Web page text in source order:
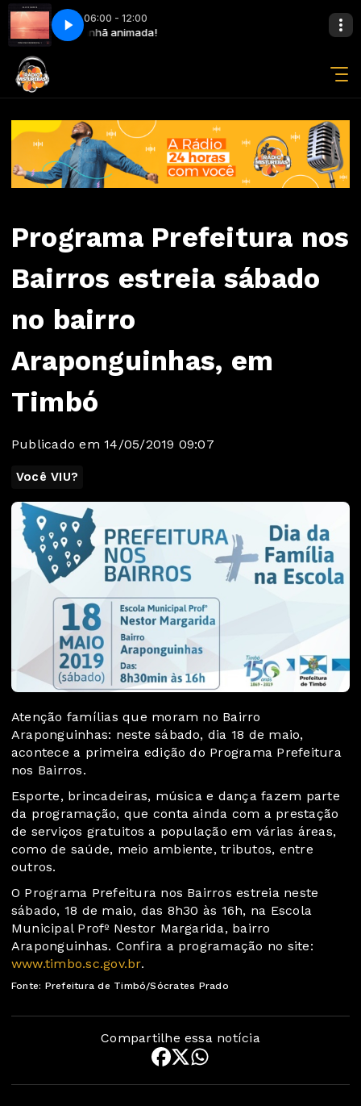
06:00 - 12:00
Manhã animada!
Big SeanFeels - Calvin Harris Feat. Pharrell Williams, Katy Perry, Big
Programa Prefeitura nos
Bairros estreia sábado
no bairro
Araponguinhas, em
Timbó
Publicado em 14/05/2019 09:07
Você VIU?
Atenção famílias que moram no Bairro
Araponguinhas: neste sábado, dia 18 de maio,
acontece a primeira edição do Programa Prefeitura
nos Bairros.
Esporte, brincadeiras, música e dança fazem parte
da programação, que conta ainda com a prestação
de serviços gratuitos a população em várias áreas,
como de saúde, meio ambiente, tributos, entre
outros.
O Programa Prefeitura nos Bairros estreia neste
sábado, 18 de maio, das 8h30 às 16h, na Escola
Municipal Profº Nestor Margarida, bairro
Araponguinhas. Confira a programação no site:
www.timbo.sc.gov.br.
Fonte: Prefeitura de Timbó/Sócrates Prado
Compartilhe essa notícia